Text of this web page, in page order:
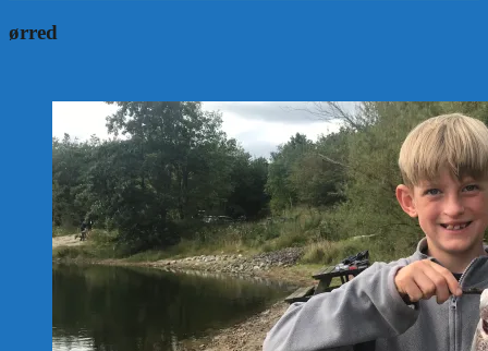
ørred